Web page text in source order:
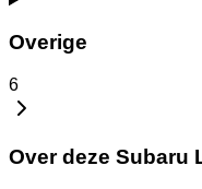
Overige
6
Over deze Subaru